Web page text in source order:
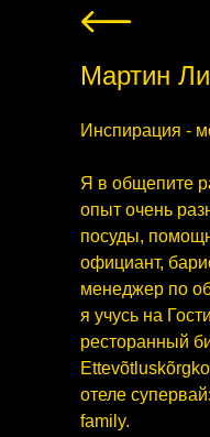
Мартин
Инспирация -
Я в общепите
опыт очень
посуды,
официант,
менеджер по
я учусь на
ресторанный
отеле
family.